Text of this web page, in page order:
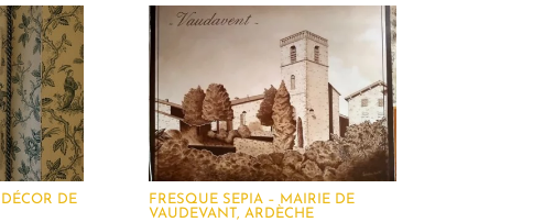
DE
FRESQUE SEPIA – MAIRIE DE
VAUDEVANT, ARDÈCHE